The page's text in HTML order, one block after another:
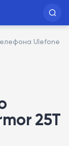
Ulefone
25T